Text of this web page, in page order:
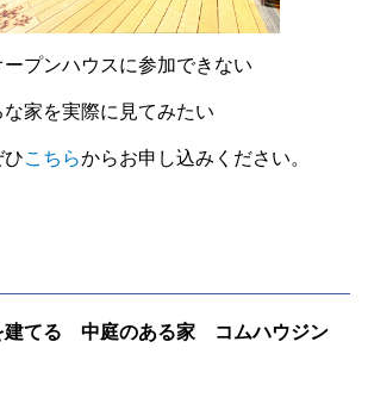
ープンハウスに参加できない
な家を実際に見てみたい
ひこちらからお申し込みください。
建てる 中庭のある家 コムハウジン